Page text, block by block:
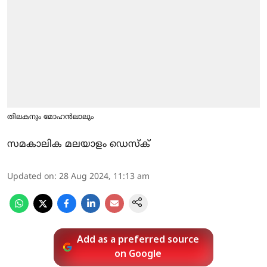
തിലകനും മോഹൻലാലും
സമകാലിക മലയാളം ഡെസ്ക്
Updated on: 28 Aug 2024, 11:13 am
Add as a preferred source
on Google